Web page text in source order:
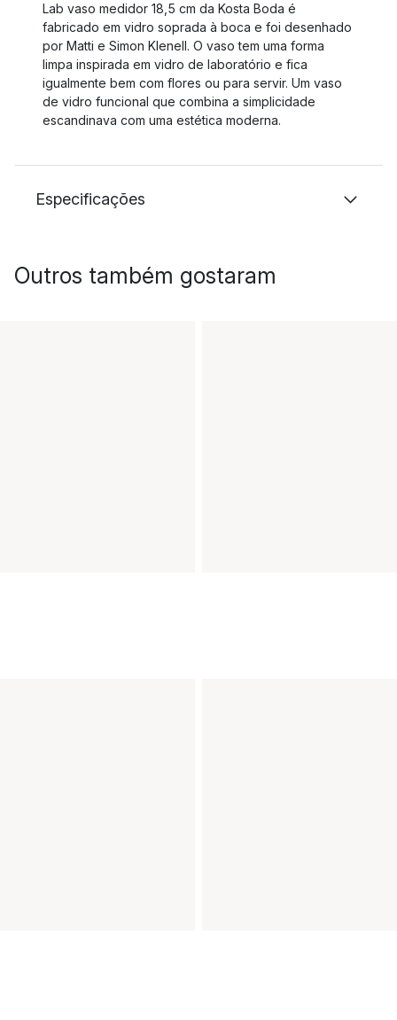
Lab vaso medidor 18,5 cm da Kosta Boda é
fabricado em vidro soprada à boca e foi desenhado
por Matti e Simon Klenell. O vaso tem uma forma
limpa inspirada em vidro de laboratório e fica
igualmente bem com flores ou para servir. Um vaso
de vidro funcional que combina a simplicidade
escandinava com uma estética moderna.
Especificações
Outros também gostaram